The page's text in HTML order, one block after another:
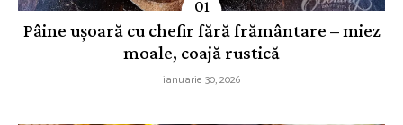
Pâine ușoară cu chefir fără frământare – miez
moale, coajă rustică
ianuarie 30, 2026